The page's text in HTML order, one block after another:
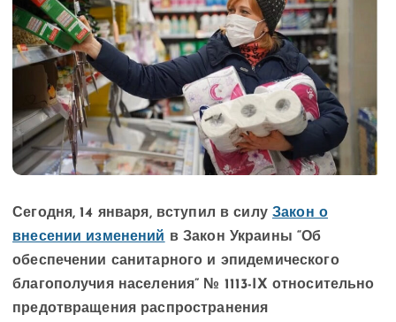
Сегодня, 14 января, вступил в силуЗакон о
внесении изменений в Закон Украины “Об
обеспечении санитарного и эпидемического
благополучия населения” № 1113-IX относительно
предотвращения распространения